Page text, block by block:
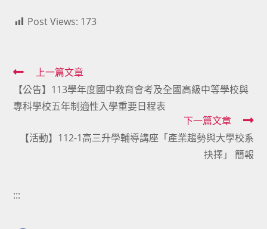
Post Views: 173
Read
more
articles
上一篇文章
【公告】113學年度國中教育會考及全國高級中等學校與
專科學校五年制適性入學重要日程表
下一篇文章
【活動】112-1高三升學輔導講座「產業趨勢與大學校系
抉擇」 簡報
:::